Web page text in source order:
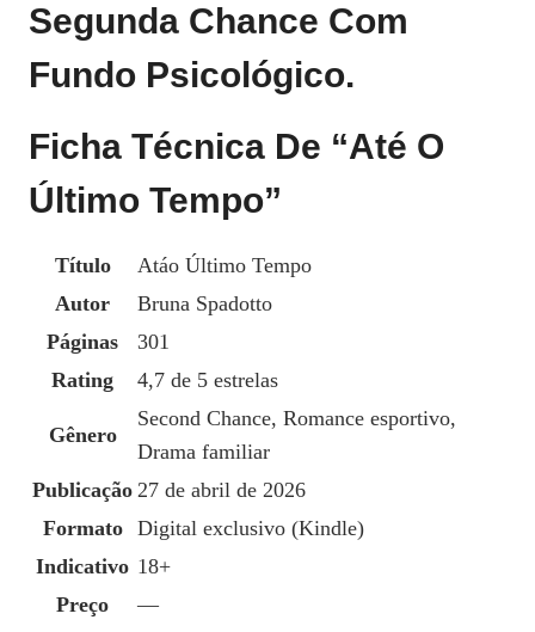
Segunda Chance Com
Fundo Psicológico.
Ficha Técnica De “Até O
Último Tempo”
Título
Atáo Último Tempo
Autor
Bruna Spadotto
Páginas
301
Rating
4,7 de 5 estrelas
Gênero
Second Chance, Romance esportivo,
Drama familiar
Publicação 27 de abril de 2026
Formato
Digital exclusivo (Kindle)
Indicativo 18+
Preço
—